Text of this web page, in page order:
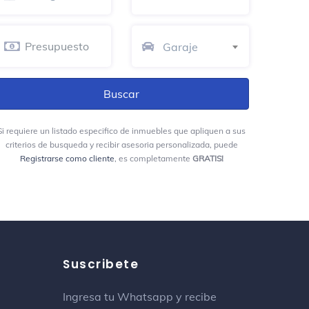
Aves María
Plaza
Unidad Deportiva Indesa Zona Sur
Piscina
Restaurante El Viejo John
Fonda La Molienda
Club nocturno
Garaje
requiere un listado especifico de inmuebles que apliquen a sus
criterios de busqueda y recibir asesoria personalizada, puede
Registrarse como cliente, es completamente GRATIS!
Suscribete
Ingresa tu Whatsapp y recibe